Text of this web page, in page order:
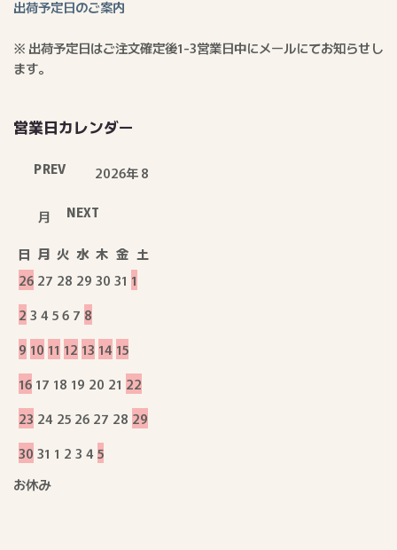
出荷予定日のご案内
※ 出荷予定日はご注文確定後1-3営業日中にメールにてお知らせし
ます。
営業日カレンダー
PREV 2026年 8
月 NEXT
日 月 火 水 木 金 土
26 27 28 29 30 31 1
2 3 4 56 7 8
9 10 11 12 13 14 15
16 17 18 19 20 21 22
23 24 25 26 27 28 29
30 31 1 2 3 4 5
お休み